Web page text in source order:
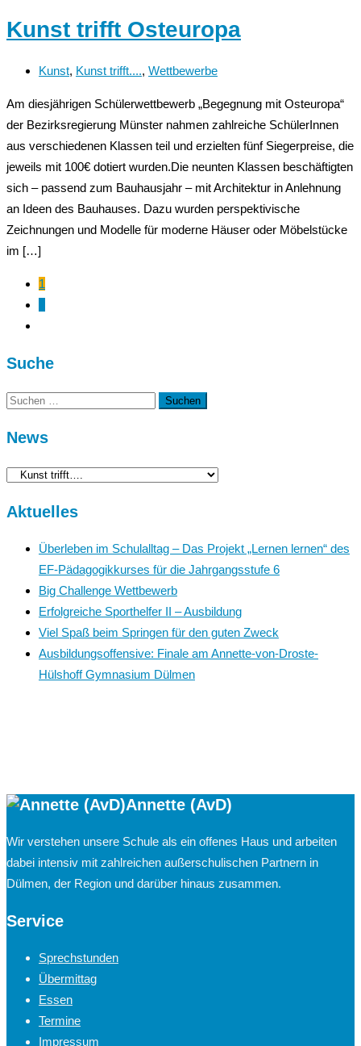
Kunst trifft Osteuropa
Kunst, Kunst trifft...., Wettbewerbe
Am diesjährigen Schülerwettbewerb „Begegnung mit Osteuropa“
der Bezirksregierung Münster nahmen zahlreiche SchülerInnen
aus verschiedenen Klassen teil und erzielten fünf Siegerpreise, die
jeweils mit 100€ dotiert wurden.Die neunten Klassen beschäftigten
sich – passend zum Bauhausjahr – mit Architektur in Anlehnung
an Ideen des Bauhauses. Dazu wurden perspektivische
Zeichnungen und Modelle für moderne Häuser oder Möbelstücke
im […]
1
Suche
Suchen
News
News
Aktuelles
Überleben im Schulalltag – Das Projekt „Lernen lernen“ des
EF-Pädagogikkurses für die Jahrgangsstufe 6
Big Challenge Wettbewerb
Erfolgreiche Sporthelfer II – Ausbildung
Viel Spaß beim Springen für den guten Zweck
Ausbildungsoffensive: Finale am Annette-von-Droste-
Hülshoff Gymnasium Dülmen
Annette (AvD)
Wir verstehen unsere Schule als ein offenes Haus und arbeiten
dabei intensiv mit zahlreichen außerschulischen Partnern in
Dülmen, der Region und darüber hinaus zusammen.
Service
Sprechstunden
Übermittag
Essen
Termine
Impressum